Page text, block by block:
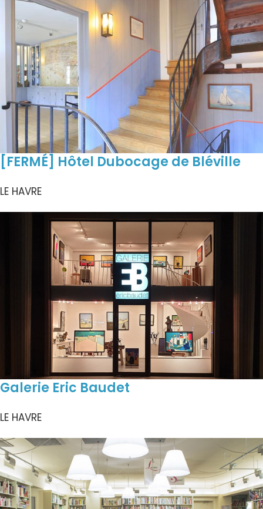
[FERMÉ] Hôtel Dubocage de Bléville
LE HAVRE
Galerie Eric Baudet
LE HAVRE